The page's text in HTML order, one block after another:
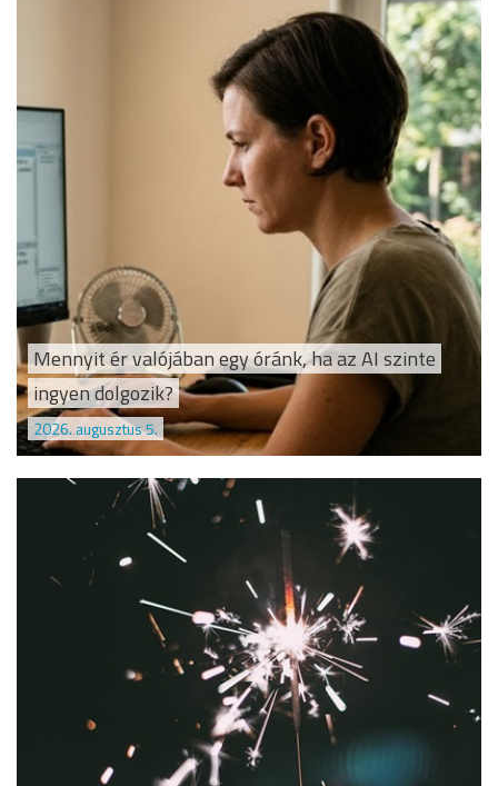
Mennyit ér valójában egy óránk, ha az AI szinte
ingyen dolgozik?
2026. augusztus 5.